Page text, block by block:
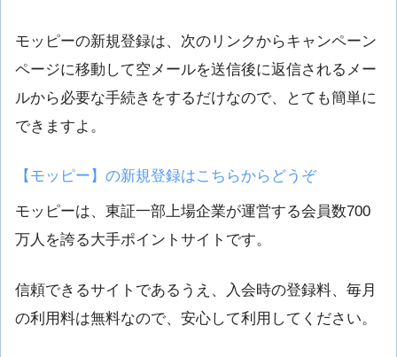
モッピーの新規登録は、次のリンクからキャンペーン
ページに移動して空メールを送信後に返信されるメー
ルから必要な手続きをするだけなので、とても簡単に
できますよ。
【モッピー】の新規登録はこちらからどうぞ
モッピーは、東証一部上場企業が運営する会員数700
万人を誇る大手ポイントサイトです。
信頼できるサイトであるうえ、入会時の登録料、毎月
の利用料は無料なので、安心して利用してください。